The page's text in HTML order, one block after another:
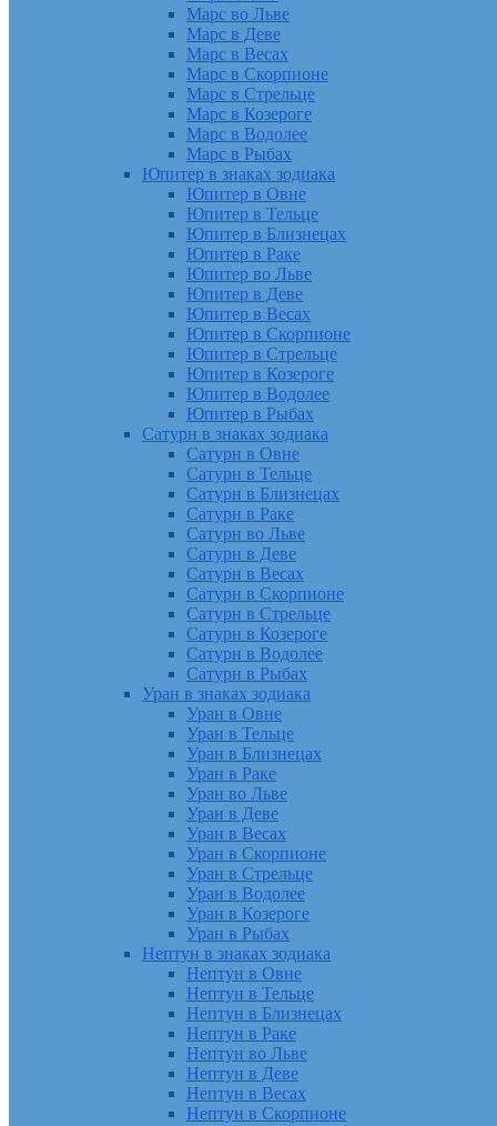
Марс во Льве
Марс в Деве
Марс в Весах
Марс в Скорпионе
Марс в Стрельце
Марс в Козероге
Марс в Водолее
Марс в Рыбах
Юпитер в знаках зодиака
Юпитер в Овне
Юпитер в Тельце
Юпитер в Близнецах
Юпитер в Раке
Юпитер во Льве
Юпитер в Деве
Юпитер в Весах
Юпитер в Скорпионе
Юпитер в Стрельце
Юпитер в Козероге
Юпитер в Водолее
Юпитер в Рыбах
Сатурн в знаках зодиака
Сатурн в Овне
Сатурн в Тельце
Сатурн в Близнецах
Сатурн в Раке
Сатурн во Льве
Сатурн в Деве
Сатурн в Весах
Сатурн в Скорпионе
Сатурн в Стрельце
Сатурн в Козероге
Сатурн в Водолее
Сатурн в Рыбах
Уран в знаках зодиака
Уран в Овне
Уран в Тельце
Уран в Близнецах
Уран в Раке
Уран во Льве
Уран в Деве
Уран в Весах
Уран в Скорпионе
Уран в Стрельце
Уран в Водолее
Уран в Козероге
Уран в Рыбах
Нептун в знаках зодиака
Нептун в Овне
Нептун в Тельце
Нептун в Близнецах
Нептун в Раке
Нептун во Льве
Нептун в Деве
Нептун в Весах
Нептун в Скорпионе